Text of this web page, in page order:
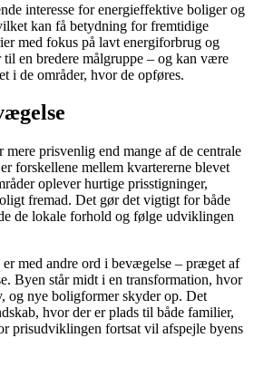
interesse for energieffektive boliger og
kan få betydning for fremtidige
med fokus på lavt energiforbrug og
en bredere målgruppe – og kan være
i de områder, hvor de opføres.
mere prisvenlig end mange af de centrale
forskellene mellem kvartererne blevet
oplever hurtige prisstigninger,
fremad. Det gør det vigtigt for både
de lokale forhold og følge udviklingen
med andre ord i bevægelse – præget af
Byen står midt i en transformation, hvor
og nye boligformer skyder op. Det
hvor der er plads til både familier,
prisudviklingen fortsat vil afspejle byens